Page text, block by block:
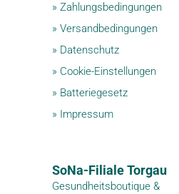
» Zahlungsbedingungen
» Versandbedingungen
» Datenschutz
» Cookie-Einstellungen
» Batteriegesetz
» Impressum
SoNa-Filiale Torgau
Gesundheitsboutique &